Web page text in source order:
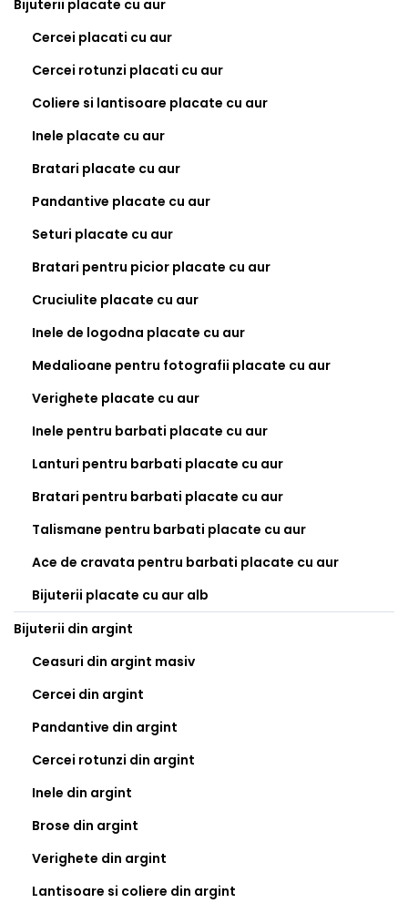
Bijuterii placate cu aur
Cercei placati cu aur
Cercei rotunzi placati cu aur
Coliere si lantisoare placate cu aur
Inele placate cu aur
Bratari placate cu aur
Pandantive placate cu aur
Seturi placate cu aur
Bratari pentru picior placate cu aur
Cruciulite placate cu aur
Inele de logodna placate cu aur
Medalioane pentru fotografii placate cu aur
Verighete placate cu aur
Inele pentru barbati placate cu aur
Lanturi pentru barbati placate cu aur
Bratari pentru barbati placate cu aur
Talismane pentru barbati placate cu aur
Ace de cravata pentru barbati placate cu aur
Bijuterii placate cu aur alb
Bijuterii din argint
Ceasuri din argint masiv
Cercei din argint
Pandantive din argint
Cercei rotunzi din argint
Inele din argint
Brose din argint
Verighete din argint
Lantisoare si coliere din argint